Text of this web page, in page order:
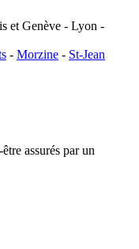
et Genève - Lyon -
- Morzine - St-Jean
assurés par un